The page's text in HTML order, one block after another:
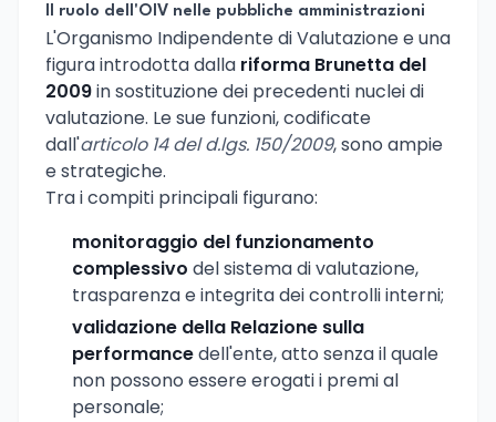
Il ruolo dell'OIV nelle pubbliche amministrazioni
L'Organismo Indipendente di Valutazione e una
figura introdotta dalla riforma Brunetta del
2009in sostituzione dei precedenti nuclei di
valutazione. Le sue funzioni, codificate
dall'articolo 14 del d.lgs. 150/2009, sono ampie
e strategiche.
Tra i compiti principali figurano:
monitoraggio del funzionamento
complessivo del sistema di valutazione,
trasparenza e integrita dei controlli interni;
validazione della Relazione sulla
performancedell'ente, atto senza il quale
non possono essere erogati i premi al
personale;